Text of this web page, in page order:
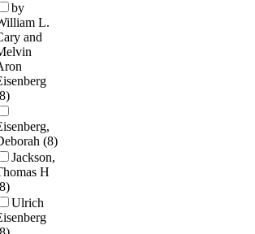
by
L.
and
(8)
Jackson,
H
Ulrich